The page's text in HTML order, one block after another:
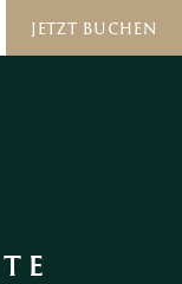
JETZT BUCHEN